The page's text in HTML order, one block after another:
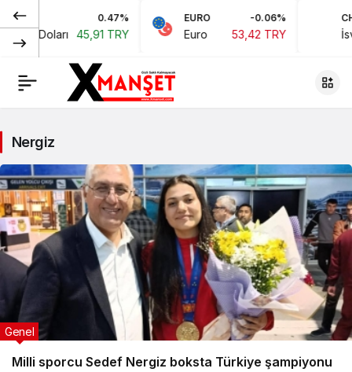
0.47%
Doları 45,91 TRY
EURO -0.06%
Euro 53,42 TRY
CHF
Nergiz
Milli sporcu Sedef Nergiz boksta Türkiye şampiyonu
Genel